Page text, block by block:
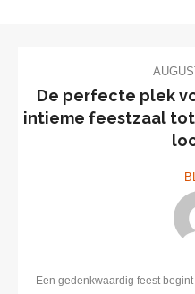
De perfecte plek
intieme feestzaal
Een gedenkwaardig feest